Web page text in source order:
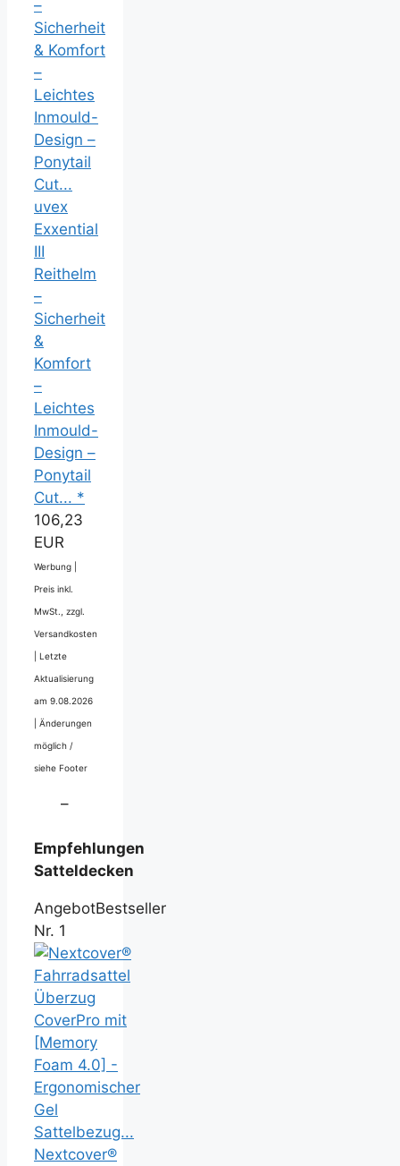
uvex
Exxential
III
Reithelm
–
Sicherheit
&
Komfort
–
Leichtes
Inmould-
Design –
Ponytail
Cut... *
106,23
EUR
Werbung |
Preis inkl.
MwSt., zzgl.
Versandkosten
Letzte
Aktualisierung
am 9.08.2026
Änderungen
möglich /
siehe Footer
–
Empfehlungen
Satteldecken
AngebotBestseller
Nr. 1
Nextcover®